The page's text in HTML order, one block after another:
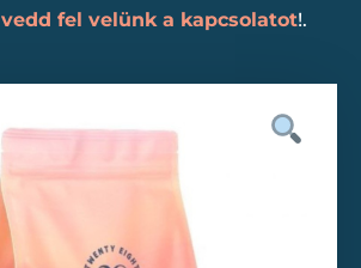
vedd fel velünk a kapcsolatot!.